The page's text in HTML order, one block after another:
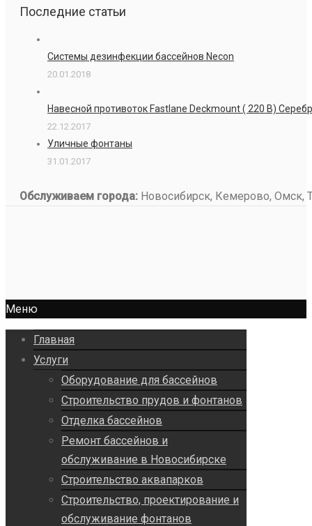
Последние статьи
Системы дезинфекции бассейнов Necon
20.01.2018
Навесной противоток Fastlane Deckmount ( 220 В)
22.12.2017
Уличные фонтаны
31.01.2017
Обслуживаем города: Новосибирск, Кемерово, Омск,
Меню
Главная
Услуги
Оборудование для бассейнов
Строительство прудов и фонтанов
Отделка бассейнов
Ремонт бассейнов и
обслуживание в Новосибирске
Строительство аквапарков
Строительство, проектирование и
обслуживание фонтанов